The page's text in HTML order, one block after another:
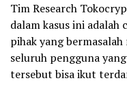
Tim Research
dalam kasus ini adalah
pihak yang
seluruh pengguna
tersebut bisa ikut